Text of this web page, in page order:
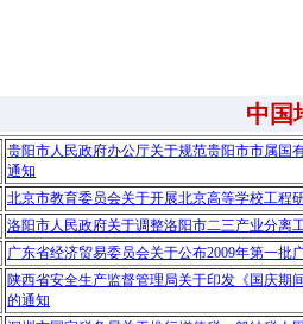
中国
贵阳市人民政府办公厅关于规范贵阳市市属国
通知
北京市教育委员会关于开展北京高等学校工程
洛阳市人民政府关于调整洛阳市二三产业分离
广东省经济贸易委员会关于公布2009年第一
陕西省安全生产监督管理局关于印发《国庆期
的通知